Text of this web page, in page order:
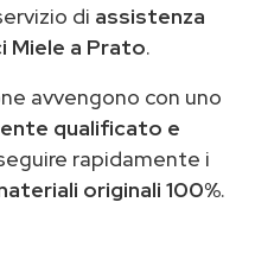
di assistenza
a Prato.
avvengono con uno
qualificato e
rapidamente i
originali 100%.